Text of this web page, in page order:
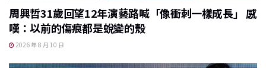
周興哲31歲回望12年演藝路喊「像衝刺一樣成長」 感
嘆：以前的傷痕都是蛻變的殼
2026 年 8 月 10 日